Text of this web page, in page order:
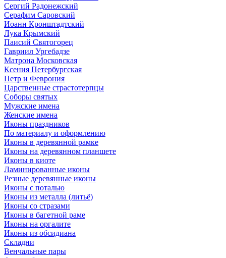
Сергий Радонежский
Серафим Саровский
Иоанн Кронштадтский
Лука Крымский
Паисий Святогорец
Гавриил Ургебадзе
Матрона Московская
Ксения Петербургская
Петр и Феврония
Царственные страстотерпцы
Соборы святых
Мужские имена
Женские имена
Иконы праздников
По материалу и оформлению
Иконы в деревянной рамке
Иконы на деревянном планшете
Иконы в киоте
Ламинированные иконы
Резные деревянные иконы
Иконы с поталью
Иконы из металла (литьё)
Иконы со стразами
Иконы в багетной раме
Иконы на оргалите
Иконы из обсидиана
Складни
Венчальные пары